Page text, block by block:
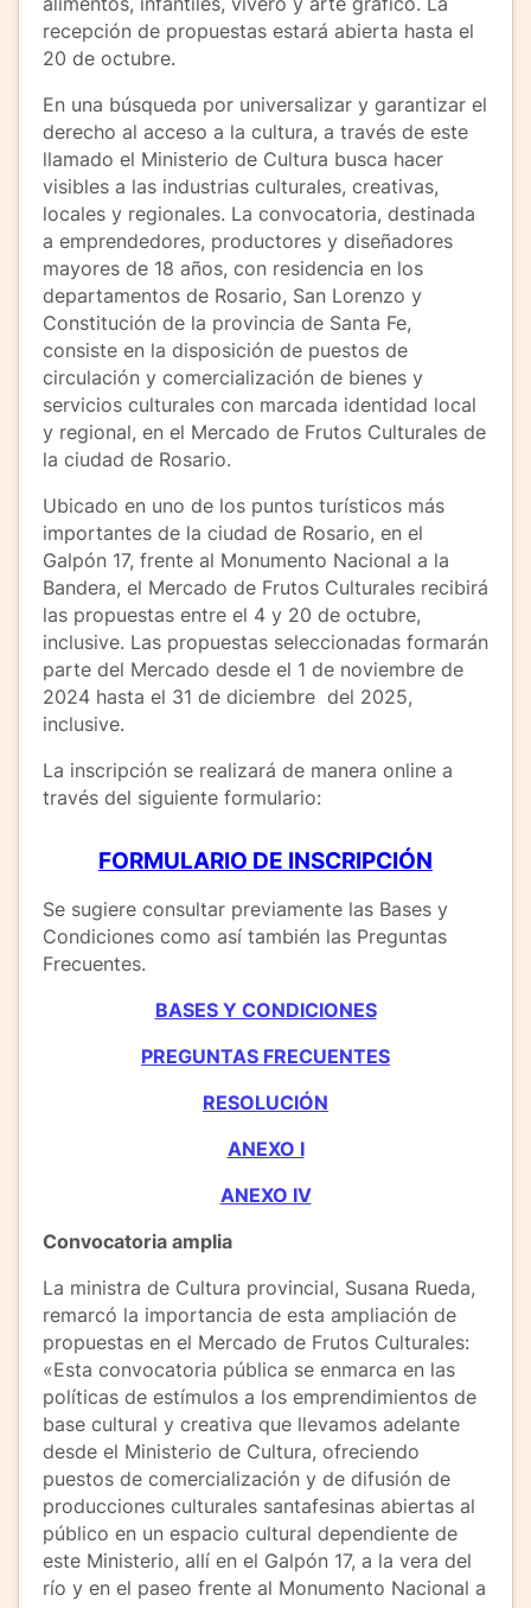
recepción de propuestas estará abierta hasta el
20 de octubre.
En una búsqueda por universalizar y garantizar el
derecho al acceso a la cultura, a través de este
llamado el Ministerio de Cultura busca hacer
visibles a las industrias culturales, creativas,
locales y regionales. La convocatoria, destinada
a emprendedores, productores y diseñadores
mayores de 18 años, con residencia en los
departamentos de Rosario, San Lorenzo y
Constitución de la provincia de Santa Fe,
consiste en la disposición de puestos de
circulación y comercialización de bienes y
servicios culturales con marcada identidad local
y regional, en el Mercado de Frutos Culturales de
la ciudad de Rosario.
Ubicado en uno de los puntos turísticos más
importantes de la ciudad de Rosario, en el
Galpón 17, frente al Monumento Nacional a la
Bandera, el Mercado de Frutos Culturales recibirá
las propuestas entre el 4 y 20 de octubre,
inclusive. Las propuestas seleccionadas formarán
parte del Mercado desde el 1 de noviembre de
2024 hasta el 31 de diciembre del 2025,
inclusive.
La inscripción se realizará de manera online a
través del siguiente formulario:
FORMULARIO DE INSCRIPCIÓN
Se sugiere consultar previamente las Bases y
Condiciones como así también las Preguntas
Frecuentes.
BASES Y CONDICIONES
PREGUNTAS FRECUENTES
RESOLUCIÓN
ANEXO I
ANEXO IV
Convocatoria amplia
La ministra de Cultura provincial, Susana Rueda,
remarcó la importancia de esta ampliación de
propuestas en el Mercado de Frutos Culturales:
«Esta convocatoria pública se enmarca en las
políticas de estímulos a los emprendimientos de
base cultural y creativa que llevamos adelante
desde el Ministerio de Cultura, ofreciendo
puestos de comercialización y de difusión de
producciones culturales santafesinas abiertas al
público en un espacio cultural dependiente de
este Ministerio, allí en el Galpón 17, a la vera del
río y en el paseo frente al Monumento Nacional a